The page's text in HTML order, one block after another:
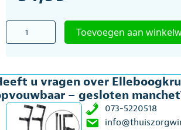
Elleboogkruk
(set)
gesloten
manchet
aantal
Toevoegen aan
u vragen over
– gesloten
073-5220518